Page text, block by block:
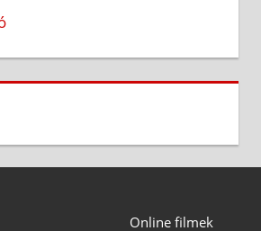
Online filmek